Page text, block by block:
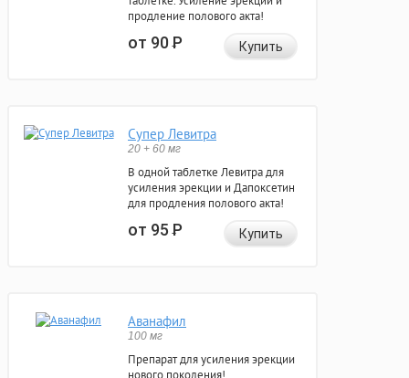
продление полового акта!
от 90Р Купить
Супер Левитра
20 + 60 мг
В одной таблетке Левитра для
усиления эрекции и Дапоксетин
для продления полового акта!
от 95Р Купить
Аванафил
100 мг
Препарат для усиления эрекции